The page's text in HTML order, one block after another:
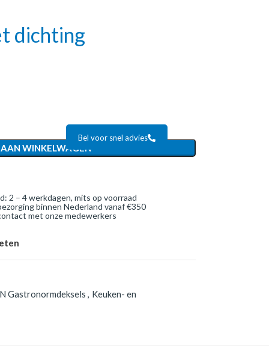
dichting
WINKELWAGEN
Bel voor snel advies
2 – 4 werkdagen, mits op voorraad
binnen Nederland vanaf €350
met onze medewerkers
Gastronormdeksels , Keuken- en